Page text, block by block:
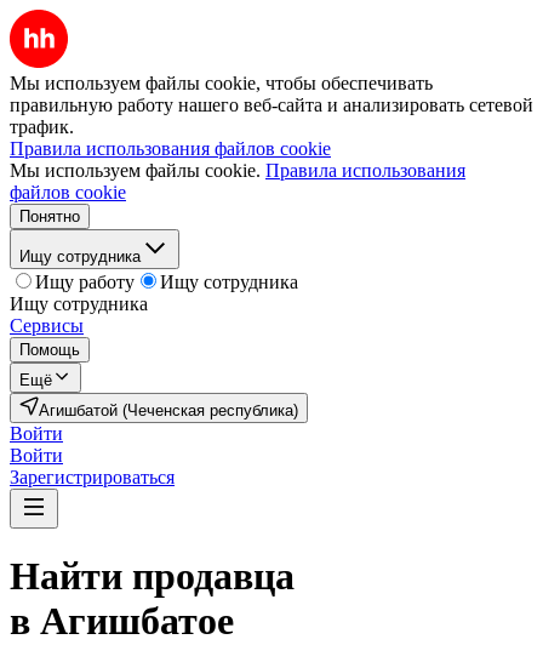
Мы используем файлы cookie, чтобы обеспечивать
правильную работу нашего веб-сайта и анализировать сетевой
трафик.
Правила использования файлов cookie
Мы используем файлы cookie. Правила использования
файлов cookie
Понятно
Ищу сотрудника
Ищу работу
Ищу сотрудника
Ищу сотрудника
Сервисы
Помощь
Ещё
Агишбатой (Чеченская республика)
Войти
Войти
Зарегистрироваться
Найти продавца
в Агишбатое